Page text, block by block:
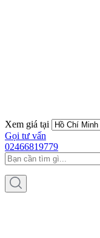
Xem giá tại
Gọi tư vấn
02466819779